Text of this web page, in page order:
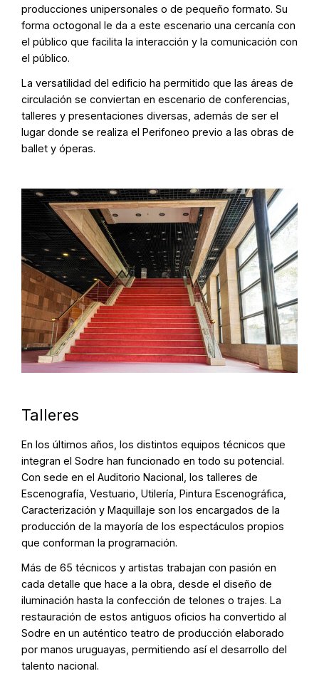
producciones unipersonales o de pequeño formato. Su
forma octogonal le da a este escenario una cercanía con
el público que facilita la interacción y la comunicación con
el público.
La versatilidad del edificio ha permitido que las áreas de
circulación se conviertan en escenario de conferencias,
talleres y presentaciones diversas, además de ser el
lugar donde se realiza el Perifoneo previo a las obras de
ballet y óperas.
Talleres
En los últimos años, los distintos equipos técnicos que
integran el Sodre han funcionado en todo su potencial.
Con sede en el Auditorio Nacional, los talleres de
Escenografía, Vestuario, Utilería, Pintura Escenográfica,
Caracterización y Maquillaje son los encargados de la
producción de la mayoría de los espectáculos propios
que conforman la programación.
Más de 65 técnicos y artistas trabajan con pasión en
cada detalle que hace a la obra, desde el diseño de
iluminación hasta la confección de telones o trajes. La
restauración de estos antiguos oficios ha convertido al
Sodre en un auténtico teatro de producción elaborado
por manos uruguayas, permitiendo así el desarrollo del
talento nacional.